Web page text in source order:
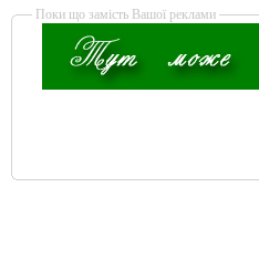
Поки що замість Вашої реклами